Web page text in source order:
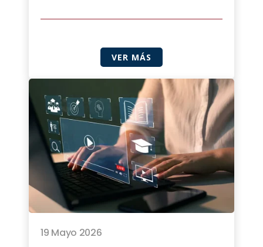
VER MÁS
19 Mayo 2026